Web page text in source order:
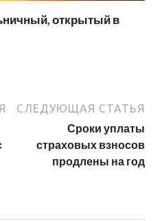
открытый в
СЛЕДУЮЩАЯ СТАТЬЯ
Сроки уплаты
страховых взносов
продлены на год